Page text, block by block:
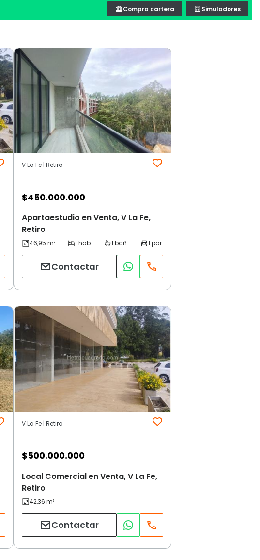
Compra cartera Simuladores
V La Fe | Retiro
$450.000.000
Apartaestudio en Venta, V La Fe,
Retiro
Contactar
V La Fe | Retiro
$500.000.000
Local Comercial en Venta, V La Fe,
Retiro
Contactar